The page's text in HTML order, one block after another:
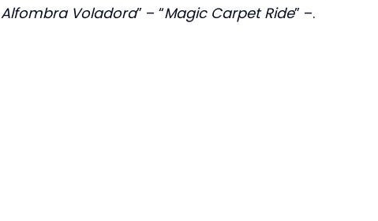
Alfombra Voladora” – “Magic Carpet Ride” –.